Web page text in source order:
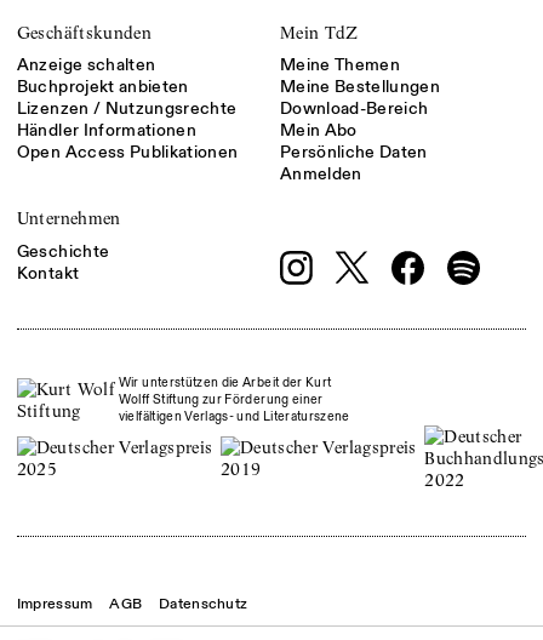
Geschäftskunden
Anzeige schalten
Buchprojekt anbieten
Lizenzen / Nutzungsrechte
Händler Informationen
Open Access Publikationen
Mein TdZ
Meine Themen
Meine Bestellungen
Download-Bereich
Mein Abo
Persönliche Daten
Anmelden
Unternehmen
Geschichte
Kontakt
Wir unterstützen die Arbeit der Kurt
Wolff Stiftung zur Förderung einer
vielfältigen Verlags- und Literaturszene
Impressum AGB Datenschutz